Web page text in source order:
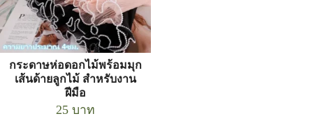
กระดาษห่อดอกไม้พร้อมมุก
เส้นด้ายลูกไม้ สำหรับงาน
ฝีมือ
25 บาท